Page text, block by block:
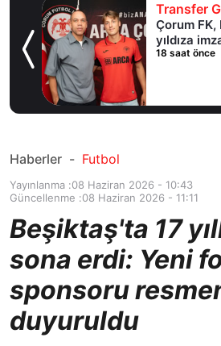
Transfer
Çorum
yıldıza
18 saat önce
Haberler - Futbol
Yayınlanma :08 Haziran 2026 - 10:43
Güncellenme :08 Haziran 2026 - 11:11
Beşiktaş'ta 17
sona erdi: Yeni
sponsoru
duyuruldu